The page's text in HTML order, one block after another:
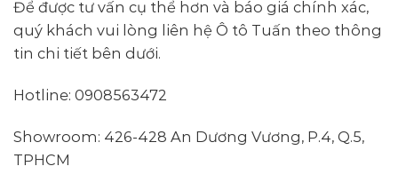
Để được tư vấn cụ thể hơn và báo giá chính xác,
quý khách vui lòng liên hệ Ô tô Tuấn theo thông
tin chi tiết bên dưới.
Hotline: 0908563472
Showroom: 426-428 An Dương Vương, P.4, Q.5,
TPHCM